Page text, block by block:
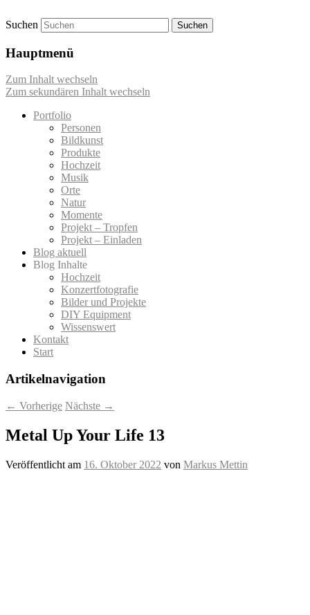
M-Momente
Momentaufnahmen von Markus Mettin
Suchen
Hauptmenü
Zum Inhalt wechseln
Zum sekundären Inhalt wechseln
Portfolio
Personen
Bildkunst
Produkte
Hochzeit
Musik
Orte
Natur
Momente
Projekt – Tropfen
Projekt – Einladen
Blog aktuell
Blog Inhalte
Hochzeit
Konzertfotografie
Bilder und Projekte
DIY Equipment
Wissenswert
Kontakt
Start
Artikelnavigation
← Vorherige Nächste →
Metal Up Your Life 13
Veröffentlicht am 16. Oktober 2022 von Markus Mettin